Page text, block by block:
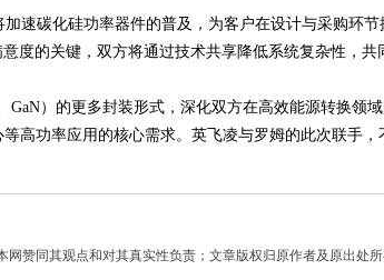
速碳化硅功率器件的普及，为客户在设计与采购环
度的关键，双方将通过技术共享降低系统复杂性，共
）的更多封装形式，深化双方在高效能源转换领
高功率应用的核心需求。英飞凌与罗姆的此次联手
赞同其观点和对其真实性负责；文章版权归原作者及原出处